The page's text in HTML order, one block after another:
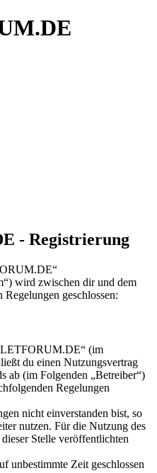
- Registrierung
wird zwischen dir und dem
geschlossen:
(im
du einen Nutzungsvertrag
ab (im Folgenden „Betreiber“)
Regelungen
nicht einverstanden bist, so
nutzen. Für die Nutzung des
Stelle veröffentlichten
unbestimmte Zeit geschlossen